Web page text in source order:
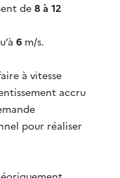
de8 à 12
6 m/s.
à vitesse
accru
pour réaliser